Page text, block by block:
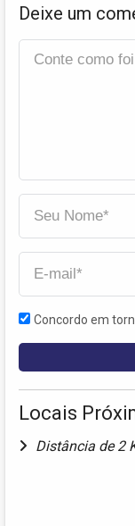
Deixe um
Concordo em
Locais
Distância de 2